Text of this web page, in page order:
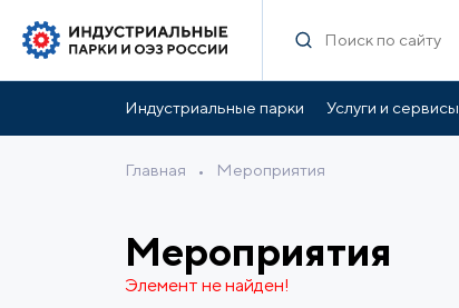
Индустриальные парки Услуги и сервисы
Главная • Мероприятия
Мероприятия
Элемент не найден!